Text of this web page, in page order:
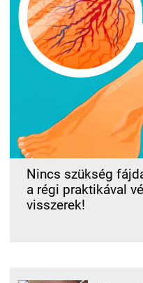
Nincs szükség
a régi praktikával
visszerek!